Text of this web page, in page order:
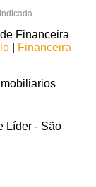
Financeira
|
Financeira
Líder - São